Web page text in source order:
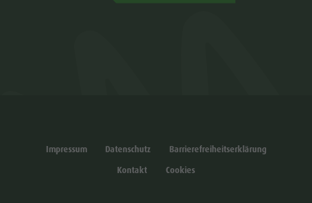
Impressum Datenschutz
Barrierefreiheitserklärung
Kontakt
Cookies